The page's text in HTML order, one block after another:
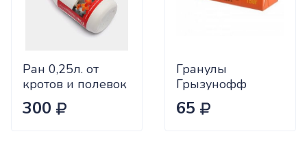
Ран 0,25л. от
кротов и полевок
х20
300
Гранулы
Грызунофф
оффлайн 150г
(GR10350021)
65